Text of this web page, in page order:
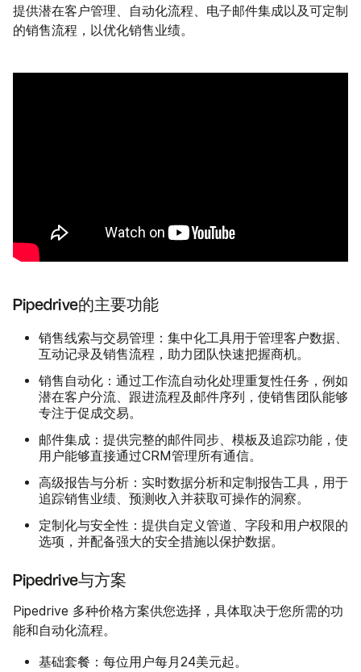
提供潜在客户管理、自动化流程、电子邮件集成以及可定制
的销售流程，以优化销售业绩。
Pipedrive的主要功能
销售线索与交易管理： 集中化工具用于管理客户数据、
互动记录及销售流程，助力团队快速把握商机。
销售自动化： 通过工作流自动化处理重复性任务，例如
潜在客户分流、跟进流程及邮件序列，使销售团队能够
专注于促成交易。
邮件集成： 提供完整的邮件同步、模板及追踪功能，使
用户能够直接通过CRM管理所有通信。
高级报告与分析： 实时数据分析和定制报告工具，用于
追踪销售业绩、预测收入并获取可操作的洞察。
定制化与安全性： 提供自定义管道、字段和用户权限的
选项，并配备强大的安全措施以保护数据。
Pipedrive与方案
Pipedrive 多种价格方案供您选择，具体取决于您所需的功
能和自动化流程。
基础套餐 ：每位用户每月24美元起。